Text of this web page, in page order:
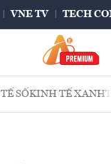
VNE TV TECH
SỐKINH TẾ XANH